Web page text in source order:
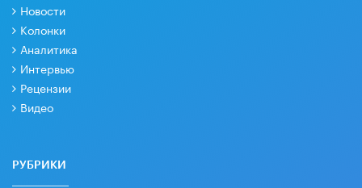
Новости
Колонки
Аналитика
Интервью
Рецензии
Видео
РУБРИКИ